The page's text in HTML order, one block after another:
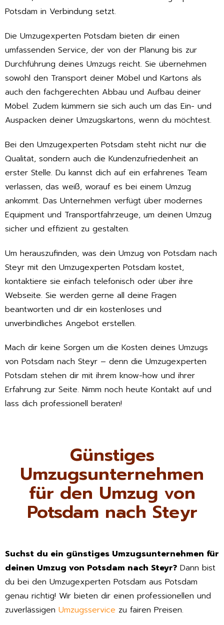
Potsdam in Verbindung setzt.
Die Umzugexperten Potsdam bieten dir einen
umfassenden Service, der von der Planung bis zur
Durchführung deines Umzugs reicht. Sie übernehmen
sowohl den Transport deiner Möbel und Kartons als
auch den fachgerechten Abbau und Aufbau deiner
Möbel. Zudem kümmern sie sich auch um das Ein- und
Auspacken deiner Umzugskartons, wenn du möchtest.
Bei den Umzugexperten Potsdam steht nicht nur die
Qualität, sondern auch die Kundenzufriedenheit an
erster Stelle. Du kannst dich auf ein erfahrenes Team
verlassen, das weiß, worauf es bei einem Umzug
ankommt. Das Unternehmen verfügt über modernes
Equipment und Transportfahrzeuge, um deinen Umzug
sicher und effizient zu gestalten.
Um herauszufinden, was dein Umzug von Potsdam nach
Steyr mit den Umzugexperten Potsdam kostet,
kontaktiere sie einfach telefonisch oder über ihre
Webseite. Sie werden gerne all deine Fragen
beantworten und dir ein kostenloses und
unverbindliches Angebot erstellen.
Mach dir keine Sorgen um die Kosten deines Umzugs
von Potsdam nach Steyr – denn die Umzugexperten
Potsdam stehen dir mit ihrem know-how und ihrer
Erfahrung zur Seite. Nimm noch heute Kontakt auf und
lass dich professionell beraten!
Günstiges
Umzugsunternehmen
für den Umzug von
Potsdam nach Steyr
Suchst du ein günstiges Umzugsunternehmen für
deinen Umzug von Potsdam nach Steyr? Dann bist
du bei den Umzugexperten Potsdam aus Potsdam
genau richtig! Wir bieten dir einen professionellen und
zuverlässigen Umzugsservice zu fairen Preisen.